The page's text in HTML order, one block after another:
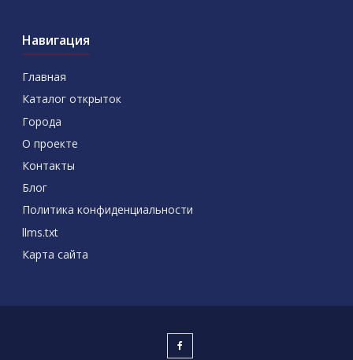
Навигация
Главная
Каталог открыток
Города
О проекте
Контакты
Блог
Политика конфиденциальности
llms.txt
Карта сайта